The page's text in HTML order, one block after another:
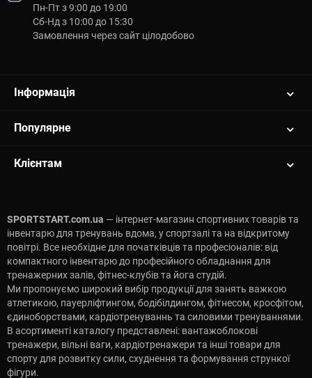
купить фитнес коврик
мат для йоги
коврик для занятий йогой
купить коврик для гимнастики
йога коврик купить
купить коврик для спорта
ковры для йоги
круглый коврик для йоги
мат для фитнеса
коврик каучуковый
коврик для гимнастики купить
коврик для йоги с разметкой
резиновый коврик для фитнеса
коврик для йоги толстый
нескользящий коврик для йоги
коврик для йоги из каучука
yoga mat коврик для йоги
широкий коврик для йоги
Пн-Пт з 9:00 до 19:00
Сб-Нд з 10:00 до 15:30
Замовлення через сайт цілодобово
Інформація
Популярне
Клієнтам
SPORTSTART.com.ua — інтернет-магазин спортивних товарів та
інвентарю для тренувань вдома, у спортзалі та на відкритому
повітрі. Все необхідне для початківців та професіоналів: від
компактного інвентарю до професійного обладнання для
тренажерних залів, фітнес-клубів та йога студій.
Ми пропонуємо широкий вибір продукції для занять важкою
атлетикою, пауерліфтингом, бодібілдингом, фітнесом, кросфітом,
єдиноборствами, кардіотренуваннь та силовими тренуваннями.
В асортименті каталогу представлені: вантажоблокові
тренажери, вільні ваги, кардіотренажери та інші товари для
спорту для розвитку сили, схуднення та формування стрункої
фігури.